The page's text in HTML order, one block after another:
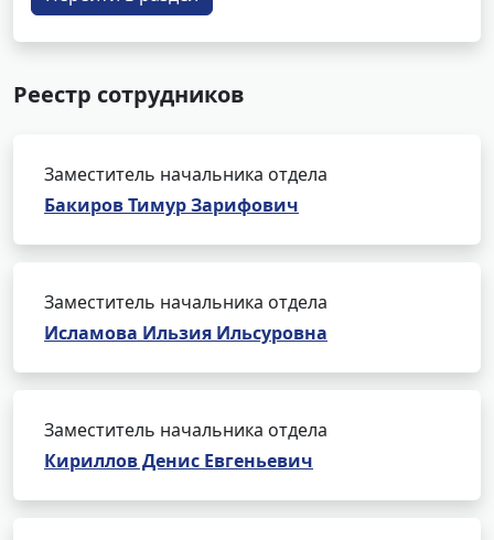
Реестр сотрудников
Заместитель начальника отдела
Бакиров Тимур Зарифович
Заместитель начальника отдела
Исламова Ильзия Ильсуровна
Заместитель начальника отдела
Кириллов Денис Евгеньевич